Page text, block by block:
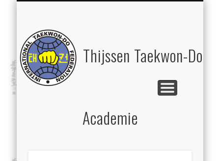
Thijssen Taekwon-Do
Academie